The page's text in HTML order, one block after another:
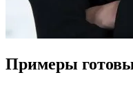
Примеры